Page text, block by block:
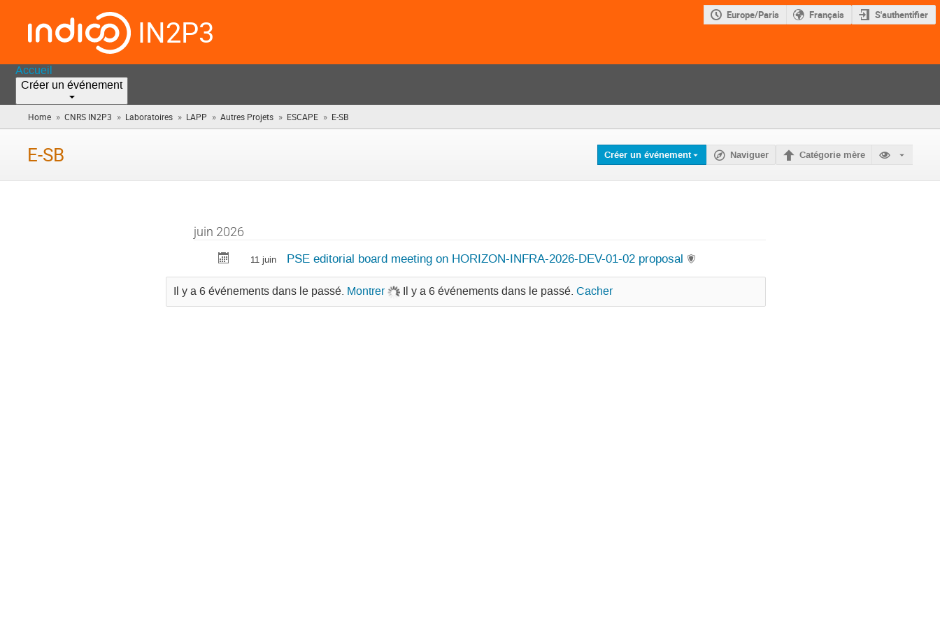
IN2P3 Europe/Paris Français S'authentifier
Accueil
Créer un événement
Home » CNRS IN2P3 » Laboratoires » LAPP » Autres Projets » ESCAPE » E-SB
êtes
E-SB Créer un événement Naviguer Catégorie mère
juin 2026
11 juin PSE editorial board meeting on HORIZON-INFRA-2026-DEV-01-02 proposal
Il y a 6 événements dans le passé. Montrer Il y a 6 événements dans le passé.Cacher